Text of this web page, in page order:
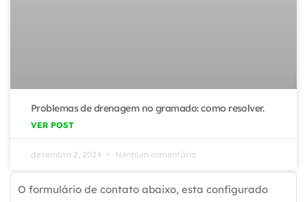
Problemas de drenagem no gramado: como resolver.
VER POST
dezembro 2, 2024 Nenhum comentário
O formulário de contato abaixo, esta configurado